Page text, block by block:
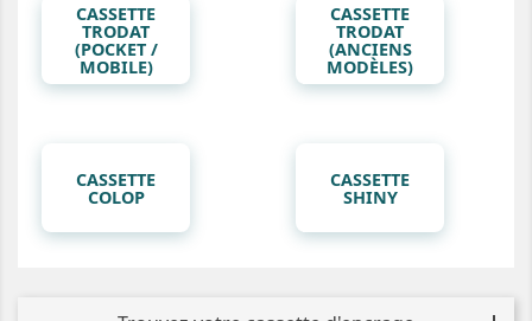
CASSETTE
TRODAT
(POCKET /
MOBILE)
CASSETTE
TRODAT
(ANCIENS
MODÈLES)
CASSETTE
COLOP
CASSETTE
SHINY